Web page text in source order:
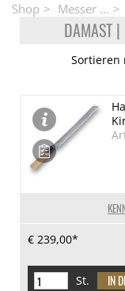
Shop Messer ...
DAMAST |
Sortieren
€ 239,00*
St.